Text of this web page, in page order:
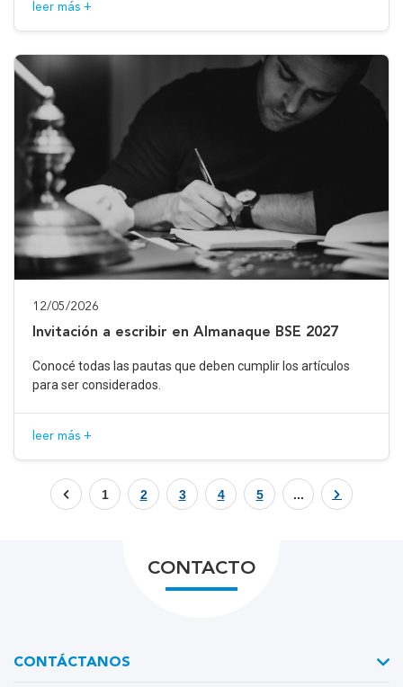
leer más +
12/05/2026
Invitación a escribir en Almanaque BSE 2027
Conocé todas las pautas que deben cumplir los artículos
para ser considerados.
leer más +
1 2 3 4 5 ...
CONTACTO
CONTÁCTANOS